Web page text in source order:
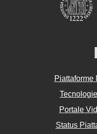
Piattaforme
Portale
Status